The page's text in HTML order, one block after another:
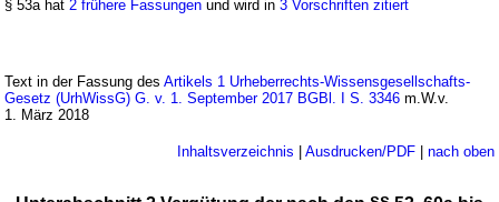
§ 53a hat 2 frühere Fassungen und wird in3 Vorschriften zitiert
Text in der Fassung desArtikels 1 Urheberrechts-Wissensgesellschafts-
Gesetz (UrhWissG) G. v. 1. September 2017 BGBl. I S. 3346 m.W.v.
1. März 2018
Inhaltsverzeichnis | Ausdrucken/PDF| nach oben